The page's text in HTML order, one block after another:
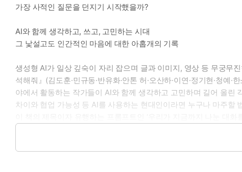
가장 사적인 질문을 던지기 시작했을까?
AI와 함께 생각하고, 쓰고, 고민하는 시대
그 낯설고도 인간적인 마음에 대한 아홉개의 기록
생성형 AI가 일상 깊숙이 자리 잡으며 글과 이미지, 영상 등 무궁무
석해줘』(김도훈·민규동·반유화·안톤 허·오산하·이연·정기현·청
야에서 활동하는 작가들이 AI와 함께 생각하고 고민하며 길어 올
차이와 협업 가능성 등 AI를 사용하는 현대인이라면 누구나 마주할
한 새로운 풍경 앞에 선 사람의 마음에 주목하여 기술 너머 인간
혜를 엿보게 한다.